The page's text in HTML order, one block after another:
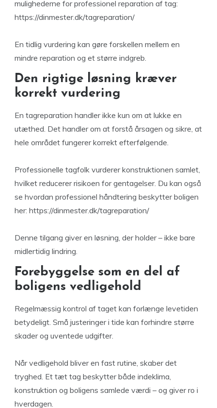
mulighederne for professionel reparation af tag:
https://dinmester.dk/tagreparation/
En tidlig vurdering kan gøre forskellen mellem en
mindre reparation og et større indgreb.
Den rigtige løsning kræver
korrekt vurdering
En tagreparation handler ikke kun om at lukke en
utæthed. Det handler om at forstå årsagen og sikre, at
hele området fungerer korrekt efterfølgende.
Professionelle tagfolk vurderer konstruktionen samlet,
hvilket reducerer risikoen for gentagelser. Du kan også
se hvordan professionel håndtering beskytter boligen
her: https://dinmester.dk/tagreparation/
Denne tilgang giver en løsning, der holder – ikke bare
midlertidig lindring.
Forebyggelse som en del af
boligens vedligehold
Regelmæssig kontrol af taget kan forlænge levetiden
betydeligt. Små justeringer i tide kan forhindre større
skader og uventede udgifter.
Når vedligehold bliver en fast rutine, skaber det
tryghed. Et tæt tag beskytter både indeklima,
konstruktion og boligens samlede værdi – og giver ro i
hverdagen.